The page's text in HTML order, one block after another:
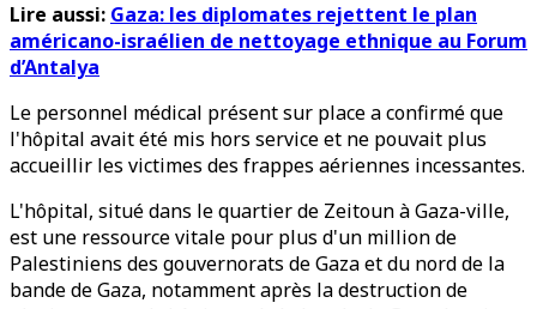
Lire aussi: Gaza: les diplomates rejettent le plan
américano-israélien de nettoyage ethnique au Forum
d’Antalya
Le personnel médical présent sur place a confirmé que
l'hôpital avait été mis hors service et ne pouvait plus
accueillir les victimes des frappes aériennes incessantes.
L'hôpital, situé dans le quartier de Zeitoun à Gaza-ville,
est une ressource vitale pour plus d'un million de
Palestiniens des gouvernorats de Gaza et du nord de la
bande de Gaza, notamment après la destruction de